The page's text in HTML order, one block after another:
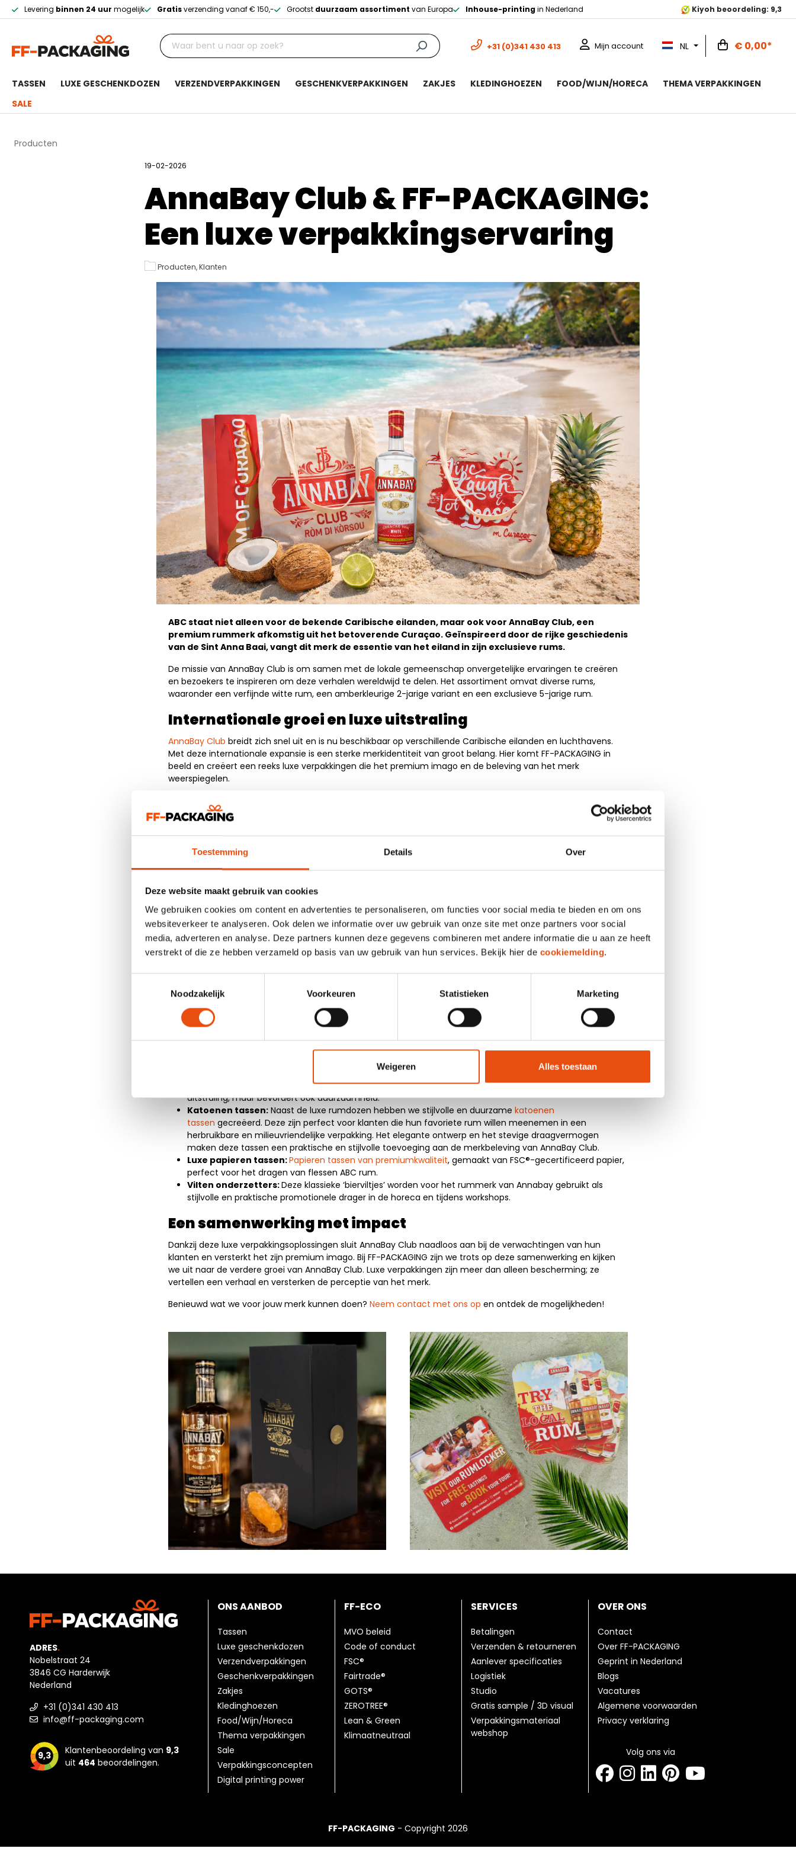
Toestemming Details Over
Deze website maakt gebruik van cookies
We gebruiken cookies om content en advertenties te personaliseren, om functies voor social media te bieden en om ons
websiteverkeer te analyseren. Ook delen we informatie over uw gebruik van onze site met onze partners voor social
media, adverteren en analyse. Deze partners kunnen deze gegevens combineren met andere informatie die u aan ze heeft
verstrekt of die ze hebben verzameld op basis van uw gebruik van hun services. Bekijk hier de cookiemelding.
Noodzakelijk
Voorkeuren Statistieken Marketing
Weigeren Alles toestaan
Levering binnen 24 uur mogelijk Gratisverzending vanaf € 150,- Grootst duurzaam assortiment van Europa Inhouse-printingin Nederland Kiyoh beoordeling: 9,3
+31 (0)341 430 413 Mijn account NL € 0,00*
TASSEN LUXE GESCHENKDOZEN VERZENDVERPAKKINGEN GESCHENKVERPAKKINGEN ZAKJES KLEDINGHOEZEN FOOD/WIJN/HORECA
THEMA VERPAKKINGEN
SALE
Producten
19-02-2026
AnnaBay Club & FF-PACKAGING:
Een luxe verpakkingservaring
Producten, Klanten
ABC staat niet alleen voor de bekende Caribische eilanden, maar ook voor AnnaBay Club, een
premium rummerk afkomstig uit het betoverende Curaçao. Geïnspireerd door de rijke geschiedenis
van de Sint Anna Baai, vangt dit merk de essentie van het eiland in zijn exclusieve rums.
De missie van AnnaBay Club is om samen met de lokale gemeenschap onvergetelijke ervaringen te creëren
en bezoekers te inspireren om deze verhalen wereldwijd te delen. Het assortiment omvat diverse rums,
waaronder een verfijnde witte rum, een amberkleurige 2-jarige variant en een exclusieve 5-jarige rum.
Internationale groei en luxe uitstraling
AnnaBay Club breidt zich snel uit en is nu beschikbaar op verschillende Caribische eilanden en luchthavens.
Met deze internationale expansie is een sterke merkidentiteit van groot belang. Hier komt FF-PACKAGING in
beeld en creëert een reeks luxe verpakkingen die het premium imago en de beleving van het merk
weerspiegelen.
Gepersonaliseerde luxe verpakkingen
Onze samenwerking heeft geleid tot de realisatie van hoogwaardige verpakkingsoplossingen:
Voor de premium flessen hebben we een
ontworpen met een
magnetische sluiting, gemaakt van FSC®-gecertificeerd papier. Dit draagt niet alleen bij aan een verfijnde
uitstraling, maar bevordert ook duurzaamheid.
Katoenen tassen: Naast de luxe rumdozen hebben we stijlvolle en duurzame katoenen
tassen gecreëerd. Deze zijn perfect voor klanten die hun favoriete rum willen meenemen in een
herbruikbare en milieuvriendelijke verpakking. Het elegante ontwerp en het stevige draagvermogen
maken deze tassen een praktische en stijlvolle toevoeging aan de merkbeleving van AnnaBay Club.
Luxe papieren tassen:Papieren tassen van premiumkwaliteit, gemaakt van FSC®-gecertificeerd papier,
perfect voor het dragen van flessen ABC rum.
Vilten onderzetters:Deze klassieke ‘bierviltjes’ worden voor het rummerk van Annabay gebruikt als
stijlvolle en praktische promotionele drager in de horeca en tijdens workshops.
Een samenwerking met impact
Dankzij deze luxe verpakkingsoplossingen sluit AnnaBay Club naadloos aan bij de verwachtingen van hun
klanten en versterkt het zijn premium imago. Bij FF-PACKAGING zijn we trots op deze samenwerking en kijken
we uit naar de verdere groei van AnnaBay Club. Luxe verpakkingen zijn meer dan alleen bescherming; ze
vertellen een verhaal en versterken de perceptie van het merk.
Benieuwd wat we voor jouw merk kunnen doen? Neem contact met ons op en ontdek de mogelijkheden!
ADRES.
Nobelstraat 24
3846 CG Harderwijk
Nederland
+31 (0)341 430 413
info@ff-packaging.com
9,3 Klantenbeoordeling van 9,3
uit 464 beoordelingen.
ONS AANBOD
Tassen
Luxe geschenkdozen
Verzendverpakkingen
Geschenkverpakkingen
Zakjes
Kledinghoezen
Food/Wijn/Horeca
Thema verpakkingen
Sale
Verpakkingsconcepten
Digital printing power
FF-ECO
MVO beleid
Code of conduct
FSC®
Fairtrade®
GOTS®
ZEROTREE®
Lean & Green
Klimaatneutraal
SERVICES
Betalingen
Verzenden & retourneren
Aanlever specificaties
Logistiek
Studio
Gratis sample / 3D visual
Verpakkingsmateriaal
webshop
OVER ONS
Contact
Over FF-PACKAGING
Geprint in Nederland
Blogs
Vacatures
Algemene voorwaarden
Privacy verklaring
Volg ons via
FF-PACKAGING - Copyright 2026